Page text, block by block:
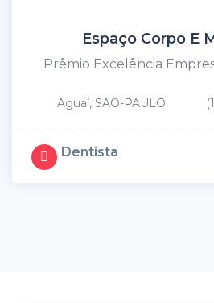
Espaço Corpo E
Prêmio Excelência
Aguaí, SAO-PAULO
Dentista